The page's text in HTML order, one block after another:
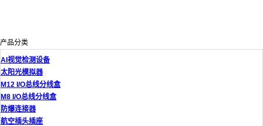
产品分类
AI视觉检测设备
太阳光模拟器
M12 I/O总线分线盒
M8 I/O总线分线盒
防爆连接器
航空插头插座